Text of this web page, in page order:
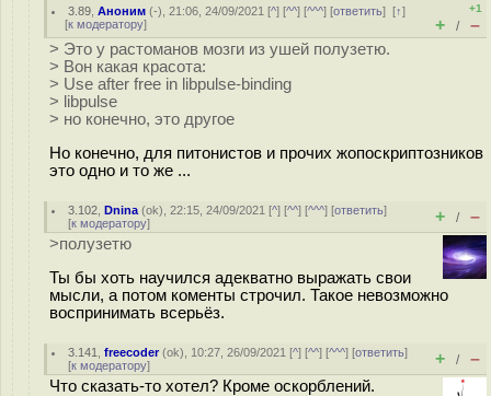
3.89 ,Аноним (-), 21:06, 24/09/2021 [^] [^^] [^^^] [ответить][↑]
[к модератору]
+1
+ / –
> Это у растоманов мозги из ушей полузетю.
> Вон какая красота:
> Use after free in libpulse-binding
> libpulse
> но конечно, это другое
Но конечно, для питонистов и прочих жопоскриптозников
это одно и то же ...
3.102 ,Dnina (ok), 22:15, 24/09/2021 [^] [^^] [^^^] [ответить]
[к модератору] + / –
>полузетю
Ты бы хоть научился адекватно выражать свои
мысли, а потом коменты строчил. Такое невозможно
воспринимать всерьёз.
3.141 ,freecoder(ok), 10:27, 26/09/2021 [^] [^^] [^^^] [ответить]
[к модератору] + / –
Что сказать-то хотел? Кроме оскорблений.